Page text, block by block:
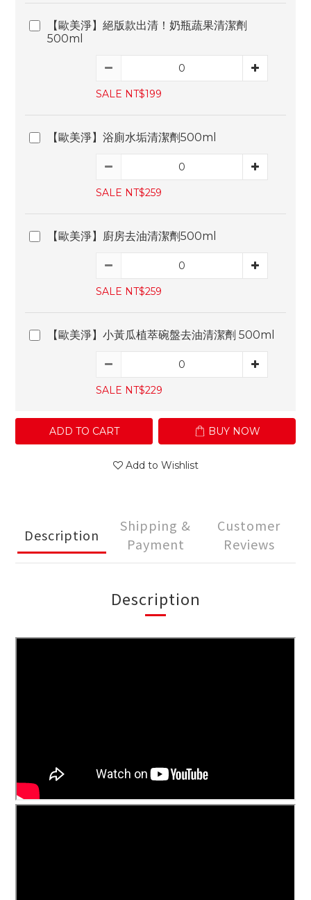
【歐美淨】絕版款出清！奶瓶蔬果清潔劑
500ml
SALE NT$199
【歐美淨】浴廁水垢清潔劑500ml
SALE NT$259
【歐美淨】廚房去油清潔劑500ml
SALE NT$259
【歐美淨】小黃瓜植萃碗盤去油清潔劑 500ml
SALE NT$229
ADD TO CART BUY NOW
Add to Wishlist
Description
Shipping &
Payment
Customer
Reviews
Description